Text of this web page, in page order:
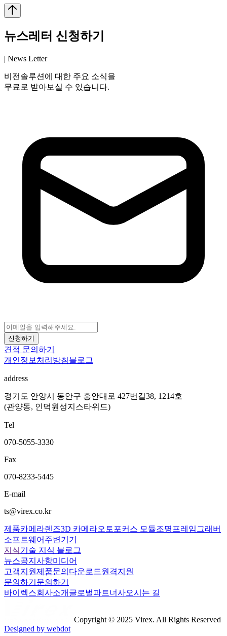
뉴스레터 신청하기
| News Letter
비전솔루션에 대한 주요 소식을
무료로 받아보실 수 있습니다.
신청하기
견적 문의하기
개인정보처리방침블로그
address
경기도 안양시 동안구 흥안대로 427번길38, 1214호
(관양동, 인덕원성지스타위드)
Tel
070-5055-3330
Fax
070-8233-5445
E-mail
ts@virex.co.kr
제품카메라렌즈3D 카메라오토포커스 모듈조명 프레임그래버
소프트웨어 주변기기
지식기술 지식 블로그
뉴스공지사항미디어
고객지원제품문의 다운로드원격지원
문의하기 문의하기
바이렉스회사소개 글로벌파트너사오시는 길
Copyright © 2025 Virex. All Rights Reserved
Designed by webdot